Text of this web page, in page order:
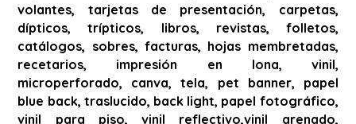
volantes, tarjetas de presentación, carpetas,
dípticos, trípticos, libros, revistas, folletos,
catálogos, sobres, facturas, hojas membretadas,
recetarios, impresión en lona, vinil,
microperforado, canva, tela, pet banner, papel
blue back, traslucido, back light, papel fotográfico,
vinil para piso, vinil reflectivo,vinil arenado,